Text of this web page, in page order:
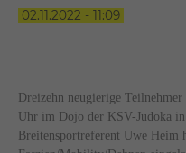
02.11.2022 - 11:09
Dreizehn neugierige
Uhr im Dojo der KSV-Judoka
Breitensportreferent Uwe Heim